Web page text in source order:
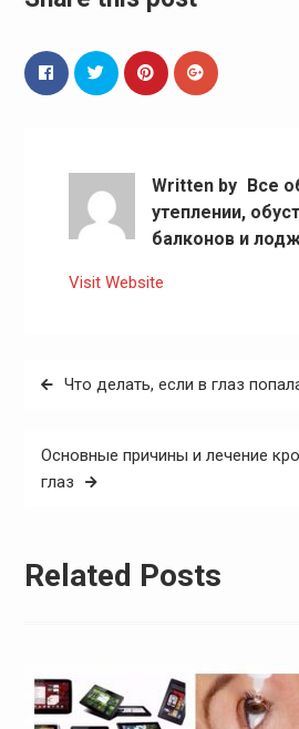
Written by
Все
утеплении,
балконов и
Visit Website
Навигация
записям
Что делать, если в глаз
Основные причины и лечение
глаз
Related Posts